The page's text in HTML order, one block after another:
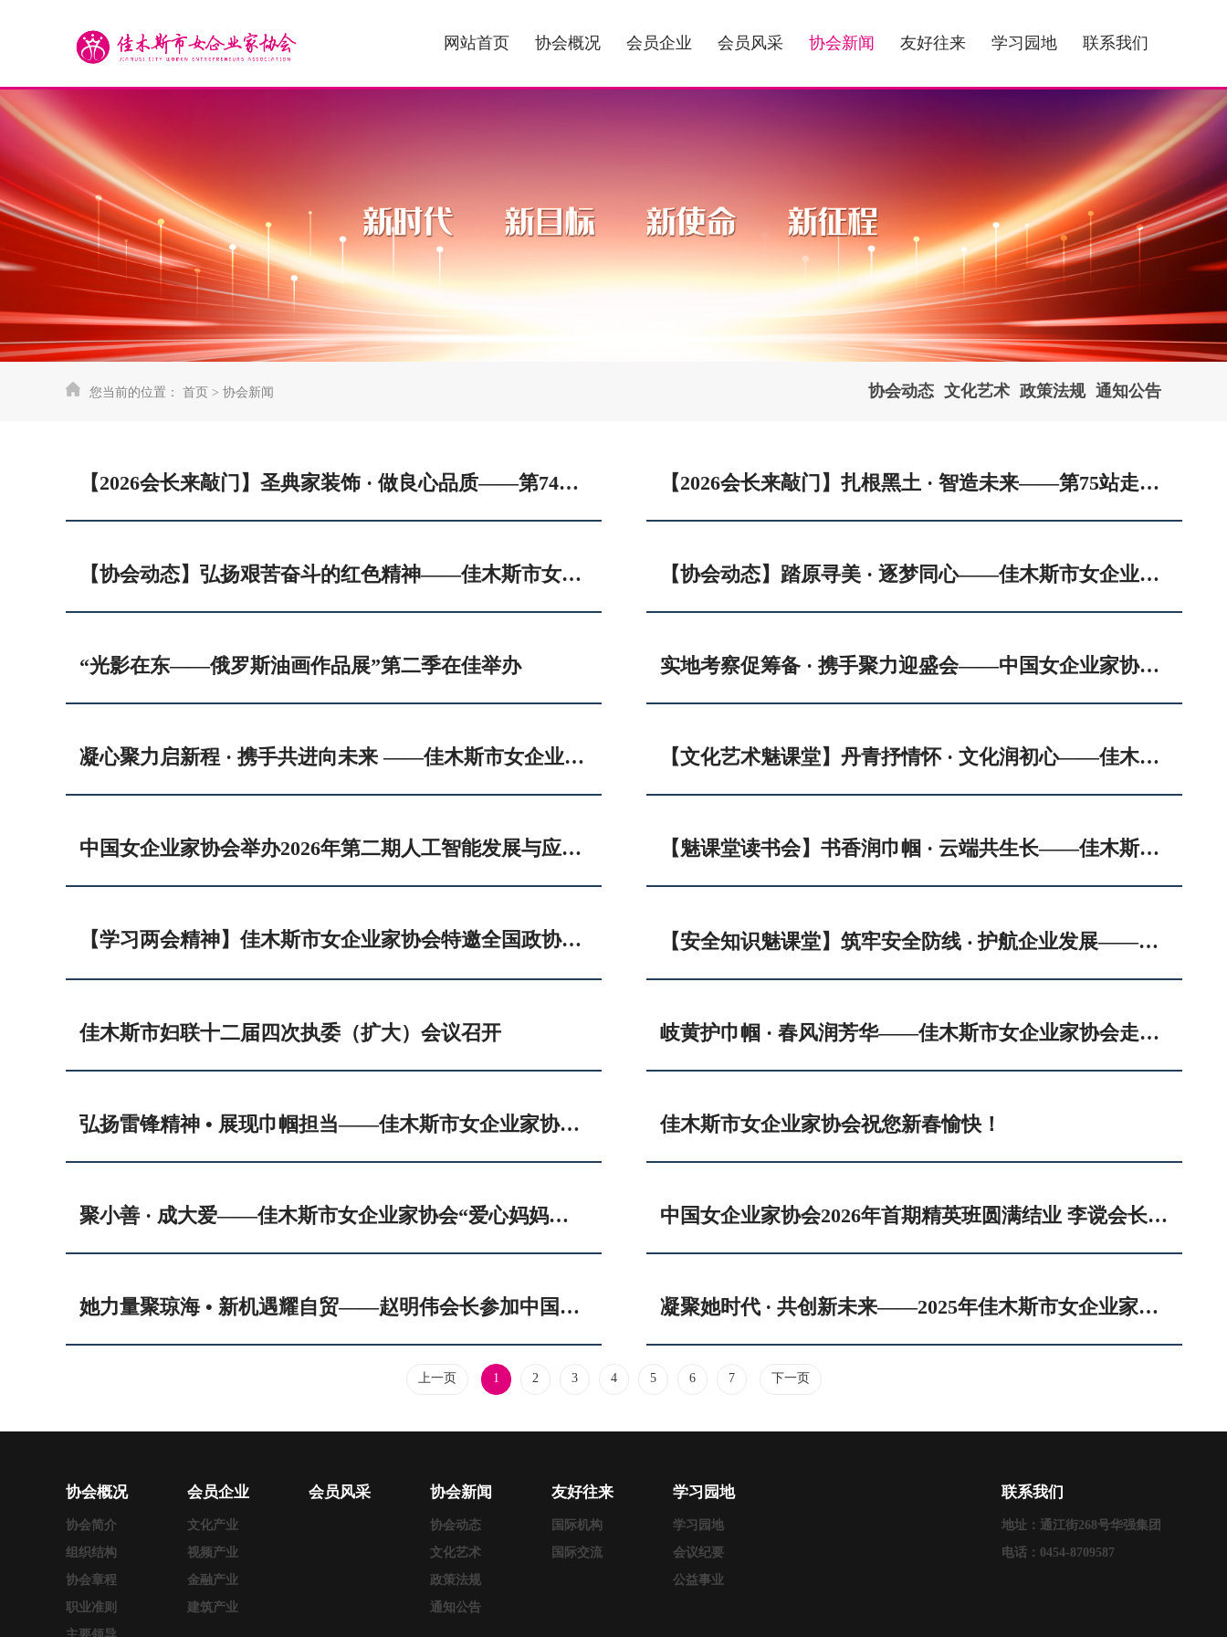
网站首页 协会概况 会员企业 会员风采 协会新闻 友好往来 学习园地 联系我们
您当前的位置： 首页 > 协会新闻 协会动态 文化艺术 政策法规 通知公告
【2026会长来敲门】圣典家装饰 · 做良心品质——第74站走进协会会员单位佳木斯圣典家装饰工程有限公司 【2026会长来敲门】扎根黑土 · 智造未来——第75站走进协会会员单位佳木斯市嘉富合农业有限公司
【协会动态】弘扬艰苦奋斗的红色精神——佳木斯市女企业家协会参观引汤工程纪念馆 【协会动态】踏原寻美 · 逐梦同心——佳木斯市女企业家协会汤原县大美乡村团建活动
“光影在东——俄罗斯油画作品展”第二季在佳举办 实地考察促筹备 · 携手聚力迎盛会——中国女企业家协会秘书长童勇刚莅临我市调研会议筹备工作
凝心聚力启新程 · 携手共进向未来 ——佳木斯市女企业家协会二届八次理事会顺利召开 【文化艺术魅课堂】丹青抒情怀 · 文化润初心——佳木斯市女企业家协会协组织参观《北方意象•东极朝暾六人美术作品展》
中国女企业家协会举办2026年第二期人工智能发展与应用专题培训班 【魅课堂读书会】书香润巾帼 · 云端共生长——佳木斯市女企业家协会开展世界读书日线上经典品读活动
【学习两会精神】佳木斯市女企业家协会特邀全国政协委员赵坤宇宣讲两会精神 【安全知识魅课堂】筑牢安全防线 ‧ 护航企业发展——佳木斯市女企业家协会开展消防和企业办公安全专题培训活动
佳木斯市妇联十二届四次执委（扩大）会议召开 岐黄护巾帼 · 春风润芳华——佳木斯市女企业家协会走进市中医医院，共赴健康之约！
弘扬雷锋精神 • 展现巾帼担当——佳木斯市女企业家协会志愿服务队参加黑龙江省“3·5”学雷锋纪念日主题活动 佳木斯市女企业家协会祝您新春愉快！
聚小善 · 成大爱——佳木斯市女企业家协会“爱心妈妈团”开展春节慰问活动 中国女企业家协会2026年首期精英班圆满结业 李谠会长勉励女企业家以终身学习应对时代变革
她力量聚琼海 • 新机遇耀自贸——赵明伟会长参加中国女企业家协会会长活动日暨产业对接考察活动 凝聚她时代 ∙ 共创新未来——2025年佳木斯市女企业家协会年会奏响巾帼奋进强音
上一页 1 2 3 4 5 6 7 下一页
协会概况
协会简介
组织结构
协会章程
职业准则
会员企业
文化产业
视频产业
金融产业
建筑产业
会员风采 协会新闻
协会动态
文化艺术
政策法规
通知公告
友好往来
国际机构
国际交流
学习园地
学习园地
会议纪要
公益事业
联系我们
地址：通江街268号华强集团
电话：0454-8709587